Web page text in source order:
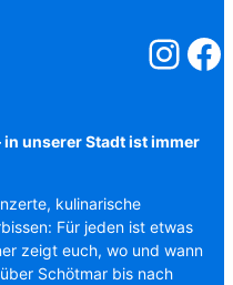
in unserer Stadt ist immer
kulinarische
Für jeden ist etwas
zeigt euch, wo und wann
Schötmar bis nach